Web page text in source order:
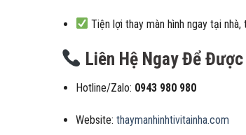
Tiện lợi thay màn hình ngay tại
Liên Hệ Ngay Để
Hotline/Zalo: 0943 980 980
Website: thaymanhinhtivitainha.com